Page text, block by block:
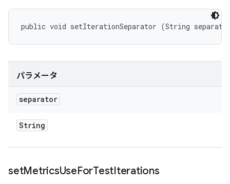
public void setIterationSeparator (String
パラメータ
separator
String
setMetricsUseForTestIterations